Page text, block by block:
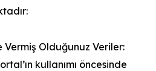
Vermiş Olduğunuz Veriler:
kullanımı öncesinde